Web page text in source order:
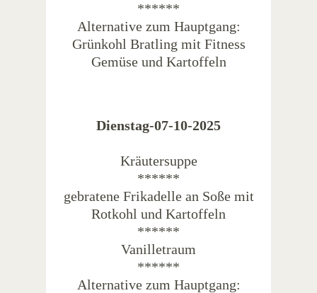
******
Alternative zum Hauptgang:
Grünkohl Bratling mit Fitness
Gemüse und Kartoffeln
Dienstag-07-10-2025
Kräutersuppe
******
gebratene Frikadelle an Soße mit
Rotkohl und Kartoffeln
******
Vanilletraum
******
Alternative zum Hauptgang: